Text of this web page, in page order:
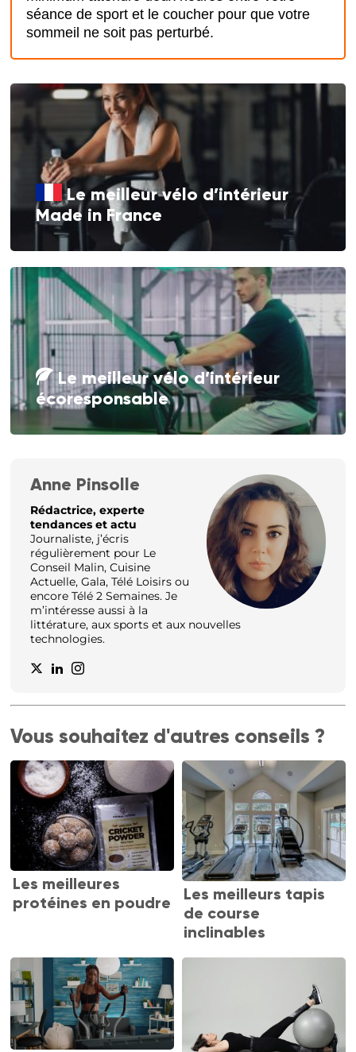
séance de sport et le coucher pour que votre
sommeil ne soit pas perturbé.
Le meilleur vélo d’intérieur
Made in France
Le meilleur vélo d’intérieur
écoresponsable
Anne Pinsolle
Rédactrice, experte
tendances et actu
Journaliste, j’écris
régulièrement pour Le
Conseil Malin, Cuisine
Actuelle, Gala, Télé Loisirs ou
encore Télé 2 Semaines. Je
m’intéresse aussi à la
littérature, aux sports et aux nouvelles
technologies.
Vous souhaitez d'autres conseils ?
Les meilleures
protéines en poudre
Les meilleurs tapis
de course
inclinables